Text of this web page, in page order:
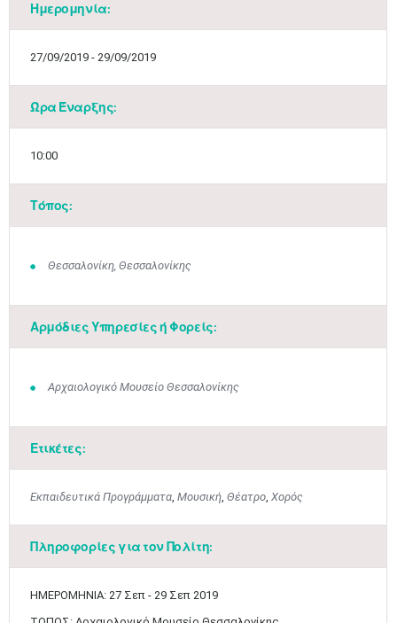
Ημερομηνία:
27/09/2019 - 29/09/2019
Ώρα Έναρξης:
10:00
Τόπος:
Θεσσαλονίκη, Θεσσαλονίκης
Αρμόδιες Υπηρεσίες ή Φορείς:
Αρχαιολογικό Μουσείο Θεσσαλονίκης
Ετικέτες:
Εκπαιδευτικά Προγράμματα, Μουσική, Θέατρο, Χορός
Πληροφορίες για τον Πολίτη:
ΗΜΕΡΟΜΗΝIA: 27 Σεπ - 29 Σεπ 2019
• • •